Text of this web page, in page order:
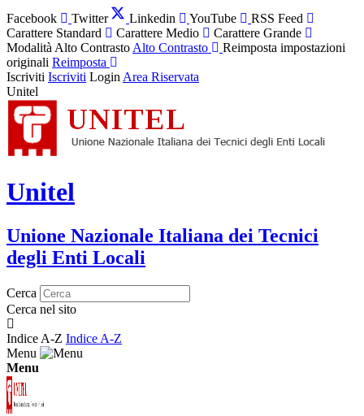
Facebook Twitter Linkedin YouTube
RSS Feed
Carattere Standard
Carattere Medio
Carattere Grande
Modalità Alto Contrasto Alto Contrasto
Reimposta impostazioni
originali Reimposta
Iscriviti Iscriviti Login Area Riservata
Unitel
Unitel
Unione Nazionale Italiana dei Tecnici
degli Enti Locali
Cerca
Cerca nel sito
Indice A-Z Indice A-Z
Menu
Menu